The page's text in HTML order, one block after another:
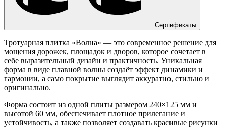
Сертификаты
Тротуарная плитка «Волна» — это современное решение для
мощения дорожек, площадок и дворов, которое сочетает в
себе выразительный дизайн и практичность. Уникальная
форма в виде плавной волны создаёт эффект динамики и
гармонии, а само покрытие выглядит аккуратно, стильно и
оригинально.
Форма состоит из одной плиты размером 240×125 мм и
высотой 60 мм, обеспечивает плотное прилегание и
устойчивость, а также позволяет создавать красивые рисунки